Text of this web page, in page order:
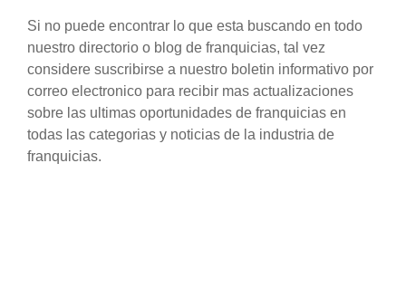
Si no puede encontrar lo que esta buscando en todo
nuestro directorio o blog de franquicias, tal vez
considere suscribirse a nuestro boletin informativo por
correo electronico para recibir mas actualizaciones
sobre las ultimas oportunidades de franquicias en
todas las categorias y noticias de la industria de
franquicias.